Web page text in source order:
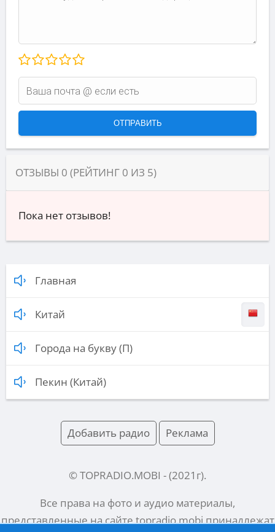
ОТЗЫВЫ 0 (РЕЙТИНГ 0 ИЗ 5)
Пока нет отзывов!
Главная
Китай
Города на букву (П)
Пекин (Китай)
Добавить радио Реклама
© TOPRADIO.MOBI - (2021 г).
Все права на фото и аудио материалы,
представленные на сайтеtopradio.mobiпринадлежат